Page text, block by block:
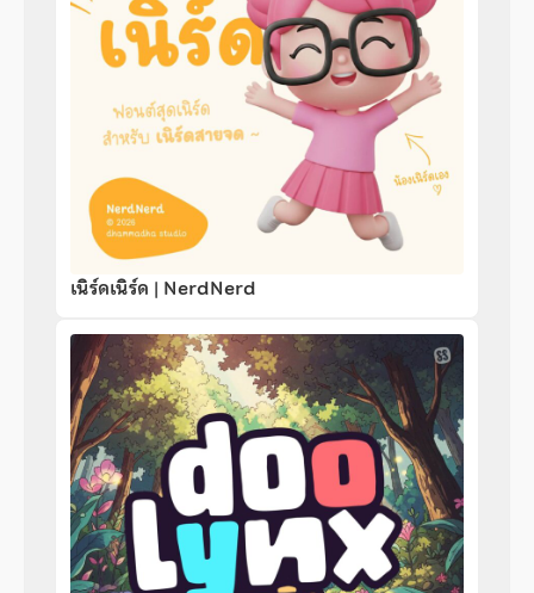
เนิร์ดเนิร์ด | NerdNerd